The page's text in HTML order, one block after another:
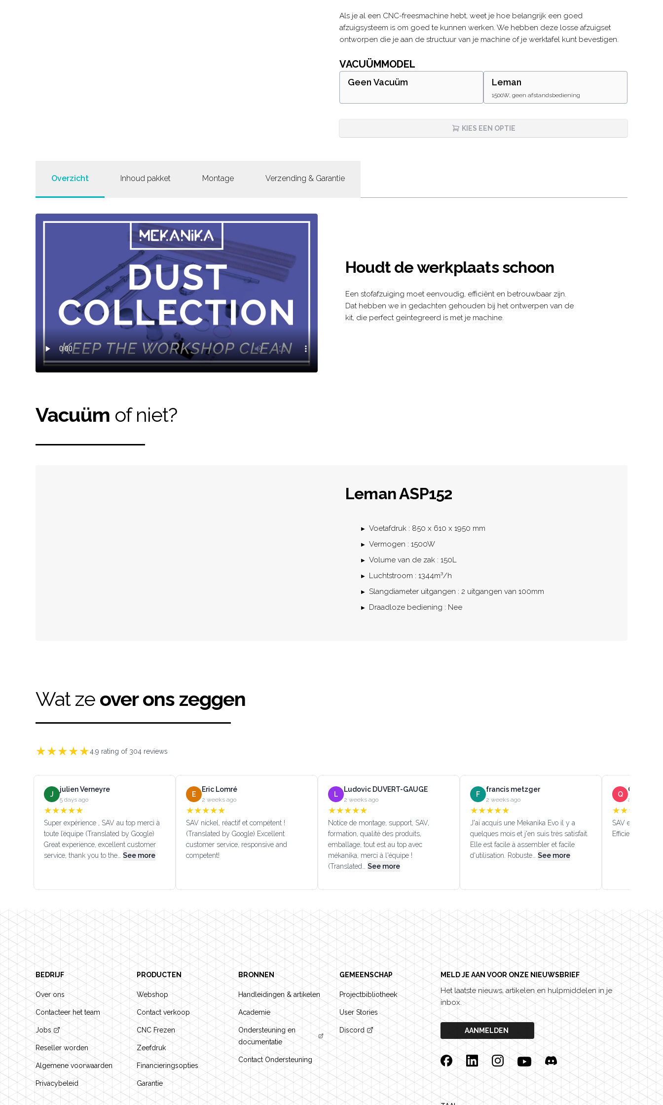
Description
Als je al een CNC-freesmachine hebt, weet je hoe belangrijk een goed
afzuigsysteem is om goed te kunnen werken. We hebben deze losse afzuigset
ontworpen die je aan de structuur van je machine of je werktafel kunt bevestigen.
VACUÜMMODEL
Geen Vacuüm Leman
1500W, geen afstandsbediening
KIES EEN OPTIE
Overzicht Inhoud pakket Montage Verzending & Garantie
Houdt de werkplaats schoon
Een stofafzuiging moet eenvoudig, efficiënt en betrouwbaar zijn.
Dat hebben we in gedachten gehouden bij het ontwerpen van de
kit, die perfect geïntegreerd is met je machine.
Vacuüm of niet?
Leman ASP152
Voetafdruk : 850 x 610 x 1950 mm
Vermogen : 1500W
Volume van de zak : 150L
Luchtstroom : 1344m³/h
Slangdiameter uitgangen : 2 uitgangen van 100mm
Draadloze bediening : Nee
Wat ze over ons zeggen
★★★★★4.9 rating of 304 reviews
J
julien Verneyre
5 days ago
★★★★★
Super expérience , SAV au top merci à
toute l’équipe (Translated by Google)
Great experience, excellent customer
service, thank you to the…
See more
E
Eric Lomré
2 weeks ago
★★★★★
SAV nickel, réactif et compétent !
(Translated by Google) Excellent
customer service, responsive and
competent!
L
Ludovic DUVERT-GAUGE
2 weeks ago
★★★★★
Notice de montage, support, SAV,
formation, qualité des produits,
emballage, tout est au top avec
mékanika, merci à l'équipe !
(Translated…
See more
F
francis metzger
2 weeks ago
★★★★★
J'ai acquis une Mekanika Evo il y a
quelques mois et j'en suis très satisfait.
Elle est facile à assembler et facile
d'utilisation. Robuste…
See more
Q
Quentin
a month ago
★★★
SAV efficace!!!
Efficient
Footer
BEDRIJF
Over ons
Contacteer het team
Jobs
Reseller worden
Algemene voorwaarden
Privacybeleid
PRODUCTEN
Webshop
Contact verkoop
CNC Frezen
Zeefdruk
Financieringsopties
Garantie
BRONNEN
Handleidingen & artikelen
Academie
Ondersteuning en
documentatie
Contact Ondersteuning
GEMEENSCHAP
Projectbibliotheek
User Stories
Discord
MELD JE AAN VOOR ONZE NIEUWSBRIEF
Het laatste nieuws, artikelen en hulpmiddelen in je
inbox.
AANMELDEN
FacebookLinkedinInstagramYouTubeDiscord